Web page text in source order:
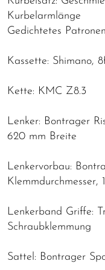
Kurbelarmlänge
Gedichtetes
Kassette: Shimano,
Kette: KMC Z8.3
Lenker: Bontrager
620 mm Breite
Lenkervorbau:
Klemmdurchmesser,
Lenkerband Griffe:
Schraubklemmung
Sattel: Bontrager